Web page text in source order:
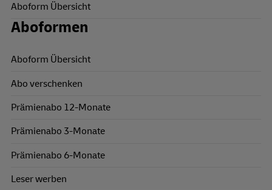
Aboform Übersicht
Aboformen
Aboform Übersicht
Abo verschenken
Prämienabo 12-Monate
Prämienabo 3-Monate
Prämienabo 6-Monate
Leser werben